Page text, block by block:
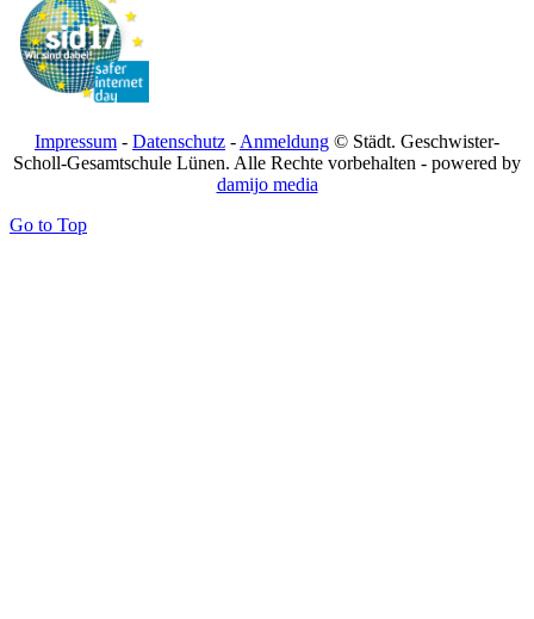
Impressum - Datenschutz - Anmeldung © Städt. Geschwister-
Scholl-Gesamtschule Lünen. Alle Rechte vorbehalten - powered by
damijo media
Go to Top